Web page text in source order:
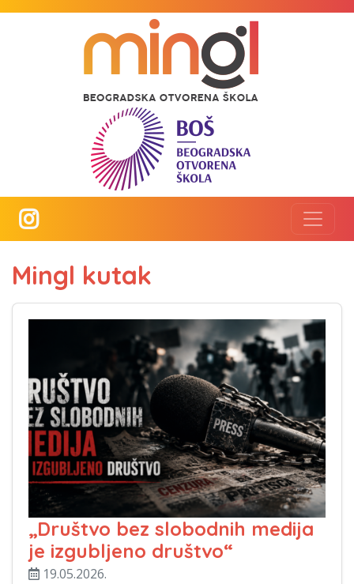
Mingl kutak
„Društvo bez slobodnih medija
je izgubljeno društvo“
19.05.2026.